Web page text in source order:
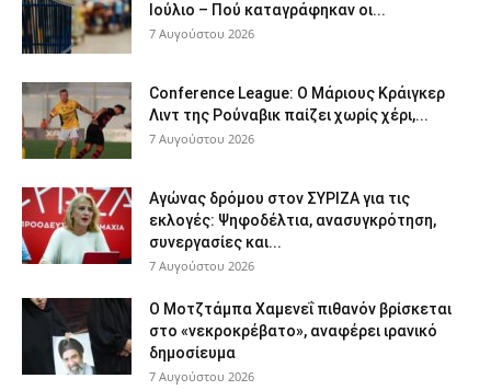
Ιούλιο – Πού καταγράφηκαν οι...
7 Αυγούστου 2026
Conference League: Ο Μάριους Κράιγκερ
Λιντ της Ρούναβικ παίζει χωρίς χέρι,...
7 Αυγούστου 2026
Αγώνας δρόμου στον ΣΥΡΙΖΑ για τις
εκλογές: Ψηφοδέλτια, ανασυγκρότηση,
συνεργασίες και...
7 Αυγούστου 2026
Ο Μοτζτάμπα Χαμενεΐ πιθανόν βρίσκεται
στο «νεκροκρέβατο», αναφέρει ιρανικό
δημοσίευμα
7 Αυγούστου 2026